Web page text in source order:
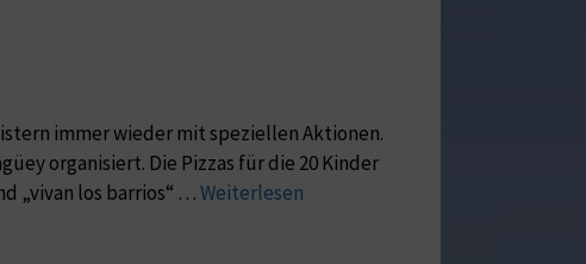
immer wieder mit speziellen Aktionen.
organisiert. Die Pizzas für die 20 Kinder
„vivan los barrios“ …Weiterlesen